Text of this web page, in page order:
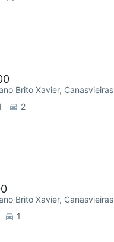
Brito Xavier, Canasvieiras
2
Brito Xavier, Canasvieiras
1